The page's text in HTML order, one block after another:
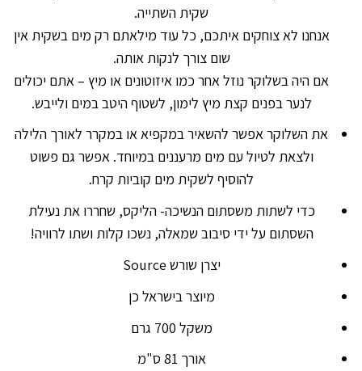
שקית השתייה.
אנחנו לא צוחקים איתכם, כל עוד מילאתם רק מים בשקית אין
שום צורך לנקות אותה.
אם היה בשלוקר נוזל אחר כמו איזוטונים או מיץ – אתם יכולים
לנער בפנים קצת מיץ לימון, לשטוף היטב במים ולייבש.
את השלוקר אפשר להשאיר במקפיא או במקרר לאורך הלילה
ולצאת לטיול עם מים מרעננים במיוחד. אפשר גם פשוט
להוסיף לשקית מים קוביות קרח.
כדי לשתות משסתום הנשיכה- הליקס, שחררו את נעילת
השסתום על ידי סיבוב שמאלה, נשכו קלות ושתו לרוויה!
יצרן שורש Source
מיוצר בישראל כן
משקל 700 גרם
אורך 81 ס"מ